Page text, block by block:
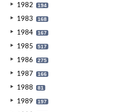
1982 194
1983 168
1984 167
1985 517
1986 275
1987 166
1988 81
1989 197